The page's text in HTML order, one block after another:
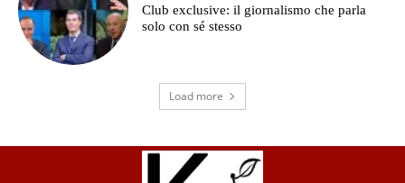
Club exclusive: il giornalismo che parla
solo con sé stesso
Load more